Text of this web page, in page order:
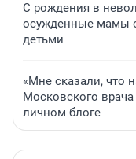
С рождения в
осужденные мамы
детьми
«Мне сказали, что
Московского
личном блоге